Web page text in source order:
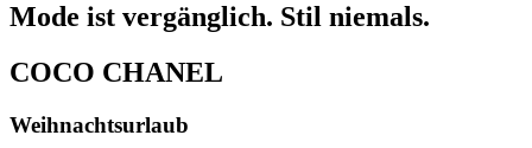
Mode ist vergänglich. Stil niemals.
COCO CHANEL
Weihnachtsurlaub